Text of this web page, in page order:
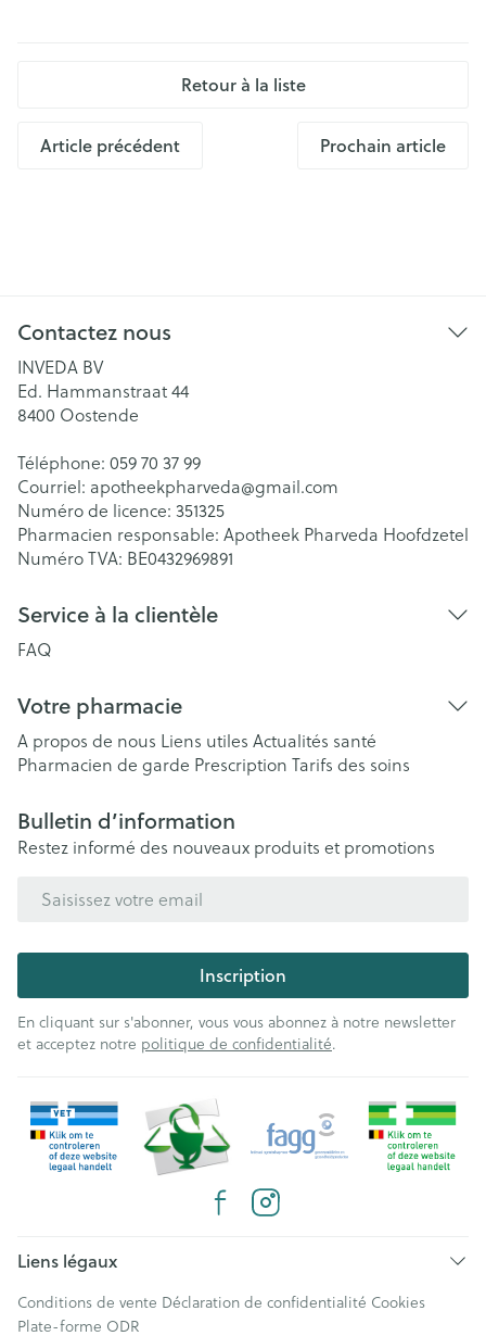
Retour à la liste
Article précédent Prochain article
Contactez nous
INVEDA BV
Ed. Hammanstraat 44
8400 Oostende
Téléphone: 059 70 37 99
Courriel: apotheekpharveda@gmail.com
Numéro de licence: 351325
Pharmacien responsable: Apotheek Pharveda Hoofdzetel
Numéro TVA: BE0432969891
Service à la clientèle
FAQ
Votre pharmacie
A propos de nous Liens utiles Actualités santé
Pharmacien de garde Prescription Tarifs des soins
Bulletin d’information
Restez informé des nouveaux produits et promotions
Inscription
En cliquant sur s'abonner, vous vous abonnez à notre newsletter
et acceptez notre politique de confidentialité.
Liens légaux
Conditions de vente Déclaration de confidentialité Cookies
Plate-forme ODR